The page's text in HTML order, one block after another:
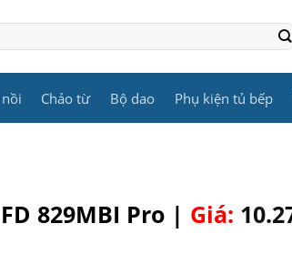
Chảo từ Bộ dao Phụ kiện tủ bếp
829MBI Pro | Giá: